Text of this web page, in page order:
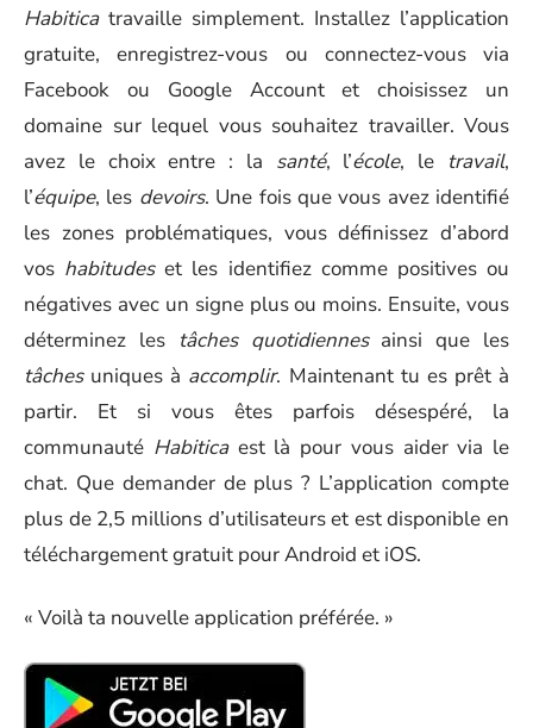
Habiticatravaille simplement. Installez l’application
gratuite, enregistrez-vous ou connectez-vous via
Facebook ou Google Account et choisissez un
domaine sur lequel vous souhaitez travailler. Vous
avez le choix entre : la santé, l’école, le travail,
l’équipe, les devoirs. Une fois que vous avez identifié
les zones problématiques, vous définissez d’abord
vos habitudeset les identifiez comme positives ou
négatives avec un signe plus ou moins. Ensuite, vous
déterminez les tâches quotidiennesainsi que les
tâchesuniques à accomplir. Maintenant tu es prêt à
partir. Et si vous êtes parfois désespéré, la
communauté Habiticaest là pour vous aider via le
chat. Que demander de plus ? L’application compte
plus de 2,5 millions d’utilisateurs et est disponible en
téléchargement gratuit pour Android et iOS.
« Voilà ta nouvelle application préférée. »